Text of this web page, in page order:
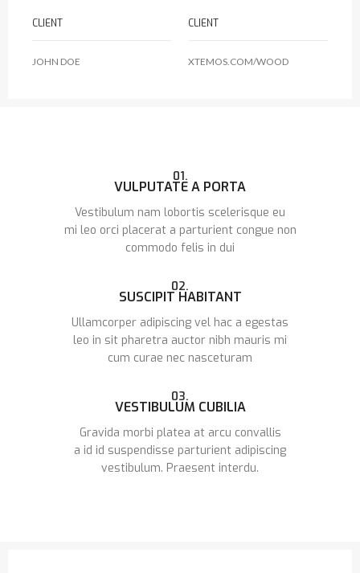
CLIENT CLIENT
JOHN DOE XTEMOS.COM/WOOD
01.
VULPUTATE A PORTA
Vestibulum nam lobortis scelerisque eu
mi leo orci placerat a parturient congue non
commodo felis in dui
02.
SUSCIPIT HABITANT
Ullamcorper adipiscing vel hac a egestas
leo in sit pharetra auctor nibh mauris mi
cum curae nec nasceturam
03.
VESTIBULUM CUBILIA
Gravida morbi platea at arcu convallis
a id id suspendisse parturient adipiscing
vestibulum. Praesent interdu.